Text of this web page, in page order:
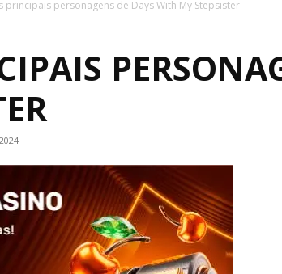
principais personagens de Days With My Stepsister